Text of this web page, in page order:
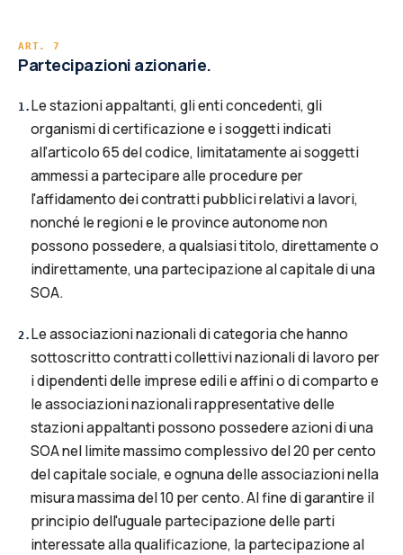
ART. 7
Partecipazioni azionarie.
1. Le stazioni appaltanti, gli enti concedenti, gli
organismi di certificazione e i soggetti indicati
all’articolo 65 del codice, limitatamente ai soggetti
ammessi a partecipare alle procedure per
l'affidamento dei contratti pubblici relativi a lavori,
nonché le regioni e le province autonome non
possono possedere, a qualsiasi titolo, direttamente o
indirettamente, una partecipazione al capitale di una
SOA.
2. Le associazioni nazionali di categoria che hanno
sottoscritto contratti collettivi nazionali di lavoro per
i dipendenti delle imprese edili e affini o di comparto e
le associazioni nazionali rappresentative delle
stazioni appaltanti possono possedere azioni di una
SOA nel limite massimo complessivo del 20 per cento
del capitale sociale, e ognuna delle associazioni nella
misura massima del 10 per cento. Al fine di garantire il
principio dell'uguale partecipazione delle parti
interessate alla qualificazione, la partecipazione al